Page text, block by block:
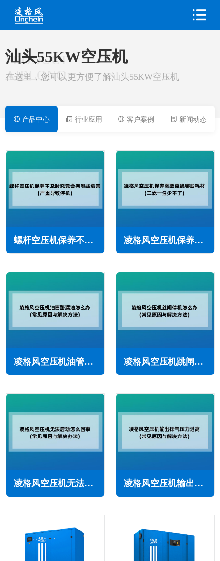
PRODUCT
AIRLONG
汕头55KW空压机
在这里，您可以更方便了解汕头55KW空压机
产品中心 行业应用 客户案例 新闻动态
螺杆空压机保养不及时究竟会有哪些危害(严重导致停机) 凌格风空压机保养需要更换哪些耗材(三滤一油少不了)
凌格风空压机油管路漏油怎么办(常见原因与解决方法) 凌格风空压机跳闸停机怎么办(常见原因与解决方法)
凌格风空压机无法启动怎么回事(常见原因与解决办法) 凌格风空压机输出排气压力过高怎么办(常见原因与解决方法)